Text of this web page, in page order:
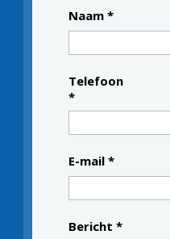
Naam *
Telefoon
*
E-mail *
Bericht *